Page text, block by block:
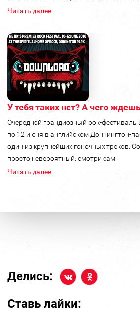
Читать далее
У тебя таких нет? А чего
Очередной грандиозный рок-фестиваль
по 12 июня в английском Доннингтон-
один из крупнейших гоночных треков.
просто невероятный, смотри сам.
Читать далее
Делись:
Ставь лайки: